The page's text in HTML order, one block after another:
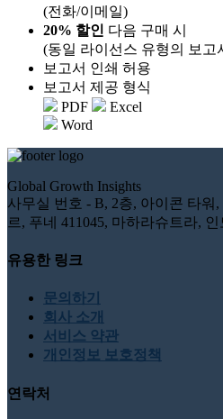
(전화/이메일)
20% 할인 다음 구매 시
(동일 라이선스 유형의 보고
보고서 인쇄 허용
보고서 제공 형식
PDF
Excel
Word
Global Growth Insights
사무실 번호 - B, 2층, 아이콘 타워
르, 푸네 411045, 마하라슈트라, 인
유용한 링크
문의하기
회사 소개
서비스 약관
개인정보 보호정책
연락처